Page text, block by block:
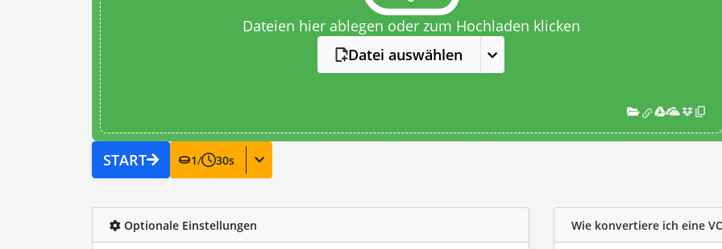
Dateien hier ablegen oder zum Hochladen klicken
Datei auswählen
START 1/ 30s
Optionale Einstellungen Wie konvertiere ich eine